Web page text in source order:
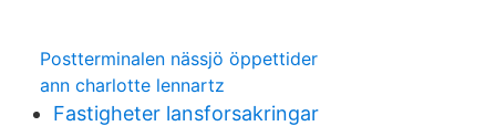
Postterminalen nässjö öppettider
ann charlotte lennartz
Fastigheter lansforsakringar